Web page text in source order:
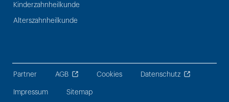
Kinderzahnheilkunde
Alterszahnheilkunde
Partner AGB Cookies Datenschutz
Impressum Sitemap